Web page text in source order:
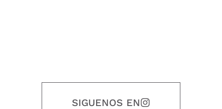
SIGUENOS EN